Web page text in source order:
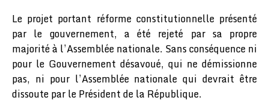
Le projet portant réforme constitutionnelle présenté
par le gouvernement, a été rejeté par sa propre
majorité à l’Assemblée nationale. Sans conséquence ni
pour le Gouvernement désavoué, qui ne démissionne
pas, ni pour l’Assemblée nationale qui devrait être
dissoute par le Président de la République.